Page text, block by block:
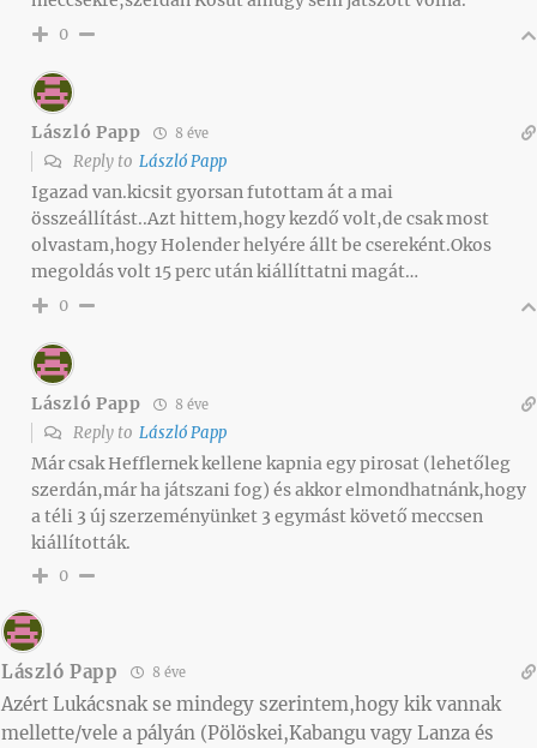
0
László Papp 8 éve
Reply to László Papp
Igazad van.kicsit gyorsan futottam át a mai
összeállítást..Azt hittem,hogy kezdő volt,de csak most
olvastam,hogy Holender helyére állt be csereként.Okos
megoldás volt 15 perc után kiállíttatni magát…
0
László Papp 8 éve
Reply to László Papp
Már csak Hefflernek kellene kapnia egy pirosat (lehetőleg
szerdán,már ha játszani fog) és akkor elmondhatnánk,hogy
a téli 3 új szerzeményünket 3 egymást követő meccsen
kiállították.
0
László Papp 8 éve
Azért Lukácsnak se mindegy szerintem,hogy kik vannak
mellette/vele a pályán (Pölöskei,Kabangu vagy Lanza és